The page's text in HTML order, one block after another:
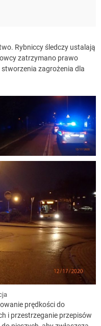
Rybniccy śledczy ustalają
zatrzymano prawo
zagrożenia dla
prędkości do
i przestrzeganie przepisów